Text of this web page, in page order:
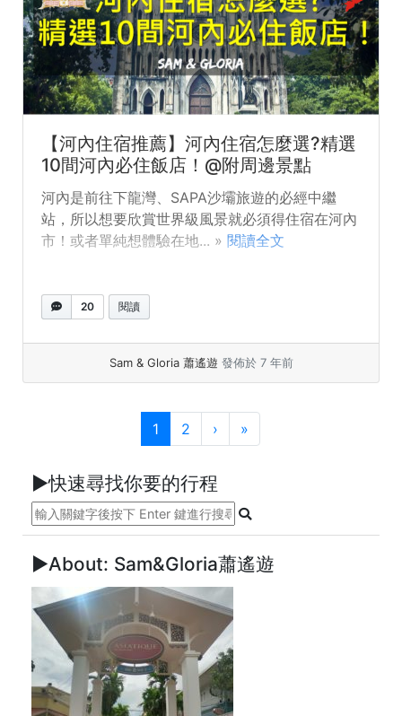
【河內住宿推薦】河內住宿怎麼選?精選
10間河內必住飯店！@附周邊景點
河內是前往下龍灣、SAPA沙壩旅遊的必經中繼
站，所以想要欣賞世界級風景就必須得住宿在河內
市！或者單純想體驗在地... » 閱讀全文
20 閱讀
Sam & Gloria 蕭遙遊 發佈於 7 年前
目前頁面
1 頁次
2 › »
►快速尋找你要的行程
►About: Sam&Gloria蕭遙遊